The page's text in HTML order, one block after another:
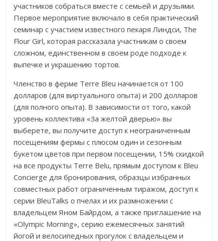
участников собраться вместе с семьей и друзьями.
Первое мероприятие включало в себя практический
семинар с участием известного пекаря Линдси, The
Flour Girl, которая рассказала участникам о своем
сложном, единственном в своем роде подходе к
выпечке и украшению тортов.
Членство в ферме Terre Bleu начинается от 100
долларов (для виртуального опыта) и 200 долларов
(для полного опыта). В зависимости от того, какой
уровень коллектива «За желтой дверью» вы
выберете, вы получите доступ к неограниченным
посещениям фермы с плюсом один и сезонным
букетом цветов при первом посещении, 15% скидкой
на все продукты Terre Belu, прямым доступом к Bleu
Concierge для бронирования, образцы избранных
совместных работ ограниченным тиражом, доступ к
серии BleuTalks о пчелах и их размножении с
владельцем Яном Байрдом, а также приглашение на
«Olympic Morning», серию ежемесячных занятий
йогой и велосипедных прогулок с владельцем и